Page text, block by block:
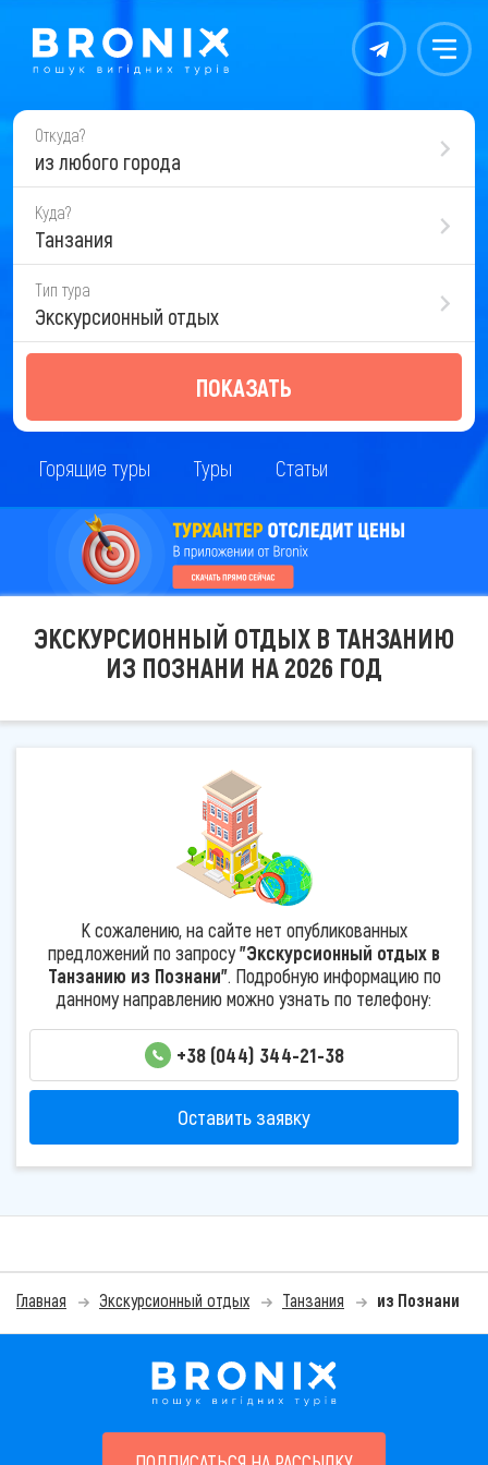
Контакты Меню
Откуда?
из любого города
Куда?
Танзания
Тип тура
Экскурсионный отдых
ПОКАЗАТЬ
Горящие туры Туры Статьи
ЭКСКУРСИОННЫЙ ОТДЫХ В ТАНЗАНИЮ
ИЗ ПОЗНАНИ НА 2026 ГОД
К сожалению, на сайте нет опубликованных
предложений по запросу"Экскурсионный отдых в
Танзанию из Познани". Подробную информацию по
данному направлению можно узнать по телефону:
+38 (044) 344-21-38
Оставить заявку
Главная Экскурсионный отдых Танзания из Познани